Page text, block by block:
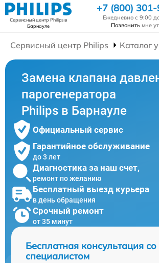
Сервисный центр Philipsв
Барнауле
+7 (800)
Ежедневно с 9:00
Позвонить мне
Сервисный центр Philips Каталог
Замена клапана
парогенератора
Philips в Барнауле
Официальный сервис
Гарантийное обслуживание
до 3 лет
Диагностика за наш счет,
ремонт по желанию
Бесплатный выезд курьера
в день обращения
Срочный ремонт
от 35 минут
Бесплатная консультация со
специалистом